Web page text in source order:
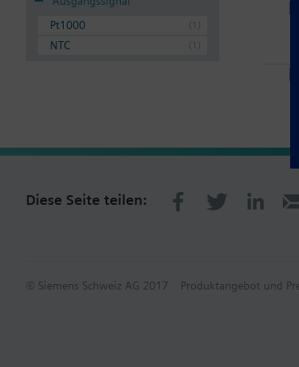
Pt1000
NTC
Diese Seite teilen:
© Siemens Schweiz AG 2017 Produktangebot und